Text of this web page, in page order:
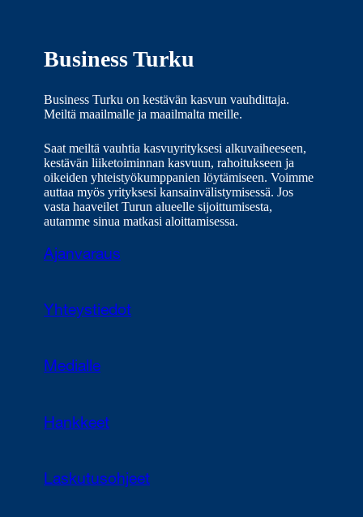
Business Turku
Business Turku on kestävän kasvun vauhdittaja.
Meiltä maailmalle ja maailmalta meille.
Saat meiltä vauhtia kasvuyrityksesi alkuvaiheeseen,
kestävän liiketoiminnan kasvuun, rahoitukseen ja
oikeiden yhteistyökumppanien löytämiseen. Voimme
auttaa myös yrityksesi kansainvälistymisessä. Jos
vasta haaveilet Turun alueelle sijoittumisesta,
autamme sinua matkasi aloittamisessa.
Ajanvaraus
Yhteystiedot
Medialle
Hankkeet
Laskutusohjeet